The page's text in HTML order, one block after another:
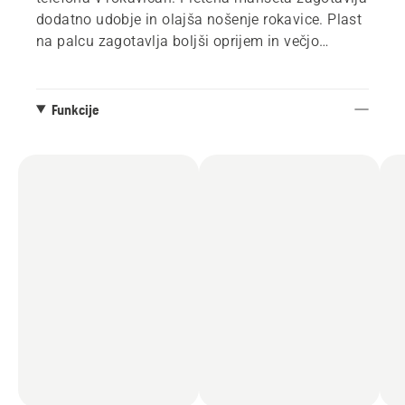
dodatno udobje in olajša nošenje rokavice. Plast
na palcu zagotavlja boljši oprijem in večjo
EN 388:2016. Velikost 7-12.
Funkcije